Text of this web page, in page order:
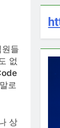
들
없
로
상